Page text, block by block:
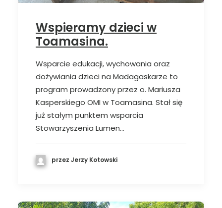
Wspieramy dzieci w
Toamasina.
Wsparcie edukacji, wychowania oraz
dożywiania dzieci na Madagaskarze to
program prowadzony przez o. Mariusza
Kasperskiego OMI w Toamasina. Stał się
już stałym punktem wsparcia
Stowarzyszenia Lumen…
przez Jerzy Kotowski